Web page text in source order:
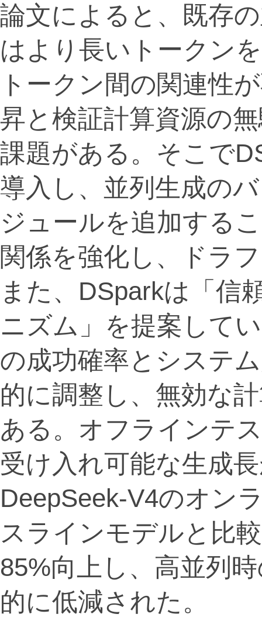
論文によると、既存
はより長いトークン
トークン間の関連性
昇と検証計算資源の
課題がある。そこで
導入し、並列生成の
ジュールを追加する
関係を強化し、ドラ
また、DSparkは「信
ニズム」を提案して
の成功確率とシステ
的に調整し、無効な
ある。オフラインテ
受け入れ可能な生成
DeepSeek-V4のオン
スラインモデルと比
85%向上し、高並列
的に低減された。